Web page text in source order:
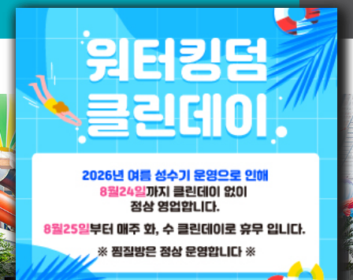
워터킹덤 VR